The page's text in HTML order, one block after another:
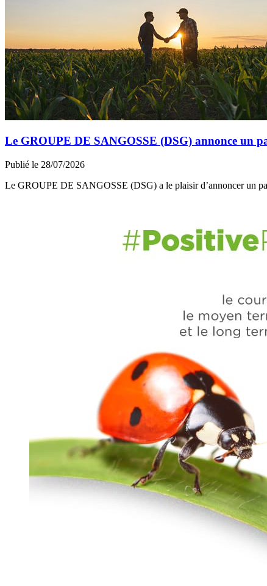
Le GROUPE DE SANGOSSE (DSG) annonce un
Publié le 28/07/2026
Le GROUPE DE SANGOSSE (DSG) a le plaisir d’annoncer un